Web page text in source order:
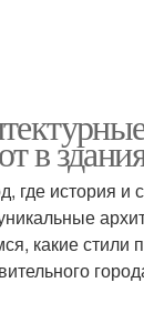
в
где история и
какие стили